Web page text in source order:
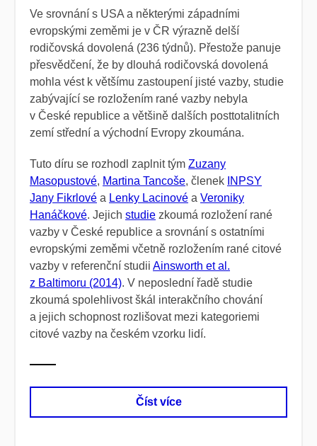
Ve srovnání s USA a některými západními
evropskými zeměmi je v ČR výrazně delší
rodičovská dovolená (236 týdnů). Přestože panuje
přesvědčení, že by dlouhá rodičovská dovolená
mohla vést k většímu zastoupení jisté vazby, studie
zabývající se rozložením rané vazby nebyla
v České republice a většině dalších posttotalitních
zemí střední a východní Evropy zkoumána.
Tuto díru se rozhodl zaplnit tým Zuzany
Masopustové, Martina Tancoše, členek INPSY
Jany Fikrlové a Lenky Lacinové a Veroniky
Hanáčkové. Jejich studie zkoumá rozložení rané
vazby v České republice a srovnání s ostatními
evropskými zeměmi včetně rozložením rané citové
vazby v referenční studii Ainsworth et al.
z Baltimoru (2014). V neposlední řadě studie
zkoumá spolehlivost škál interakčního chování
a jejich schopnost rozlišovat mezi kategoriemi
citové vazby na českém vzorku lidí.
Číst více